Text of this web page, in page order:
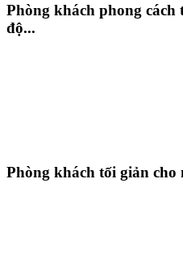
Phòng khách phong
độ...
Phòng khách tối giản cho